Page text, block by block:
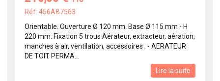
Réf: 456AB7563
Orientable. Ouverture Ø 120 mm. Base Ø 115 mm - H
220 mm. Fixation 5 trous Aérateur, extracteur, aération,
manches à air, ventilation, accessoires : - AERATEUR
DE TOIT PERMA...
Lire la suite